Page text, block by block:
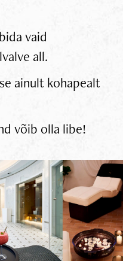
vaid
all.
ainult kohapealt
võib olla libe!